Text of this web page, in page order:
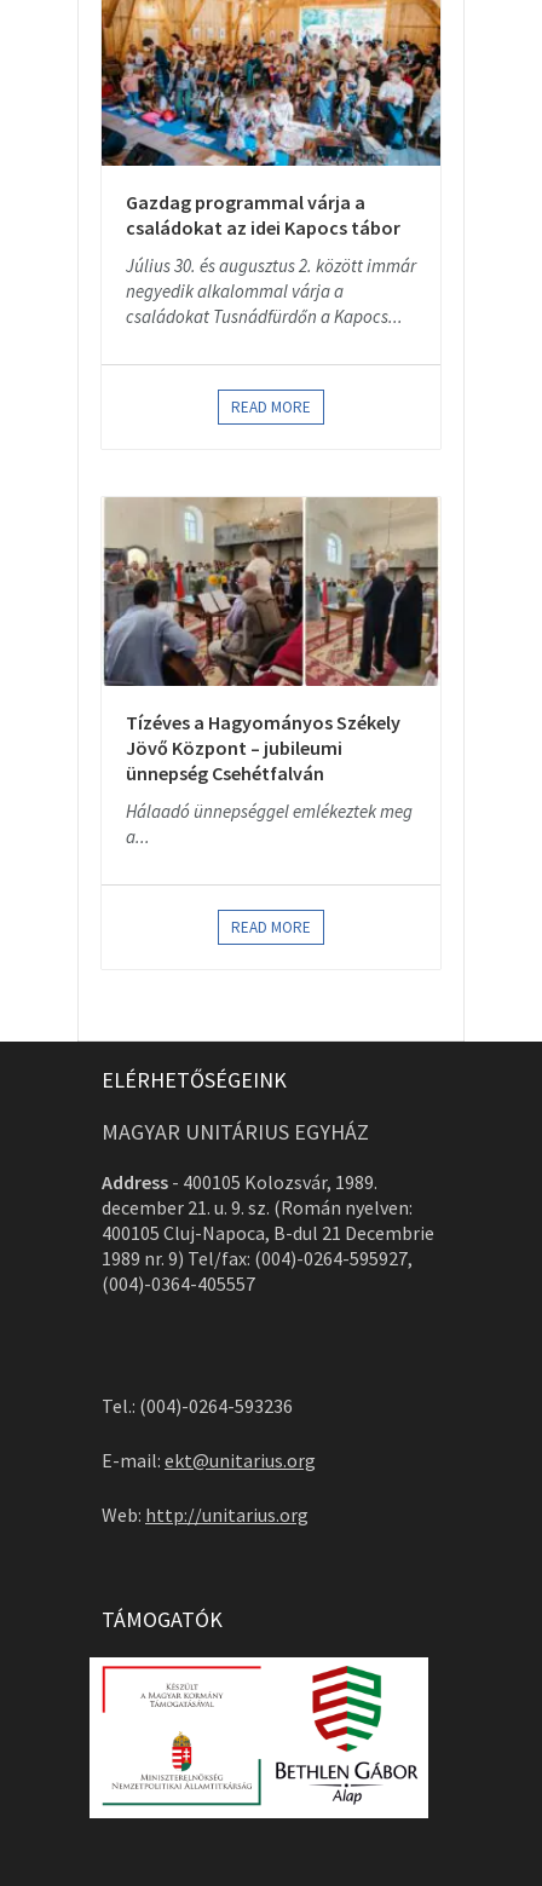
Gazdag programmal várja a
családokat az idei Kapocs tábor
Július 30. és augusztus 2. között immár
negyedik alkalommal várja a
családokat Tusnádfürdőn a Kapocs...
READ MORE
Tízéves a Hagyományos Székely
Jövő Központ – jubileumi
ünnepség Csehétfalván
Hálaadó ünnepséggel emlékeztek meg
a...
READ MORE
ELÉRHETŐSÉGEINK
MAGYAR UNITÁRIUS EGYHÁZ
Address - 400105 Kolozsvár, 1989.
december 21. u. 9. sz. (Román nyelven:
400105 Cluj-Napoca, B-dul 21 Decembrie
1989 nr. 9) Tel/fax: (004)-0264-595927,
(004)-0364-405557
Tel.: (004)-0264-593236
E-mail: ekt@unitarius.org
Web: http://unitarius.org
TÁMOGATÓK